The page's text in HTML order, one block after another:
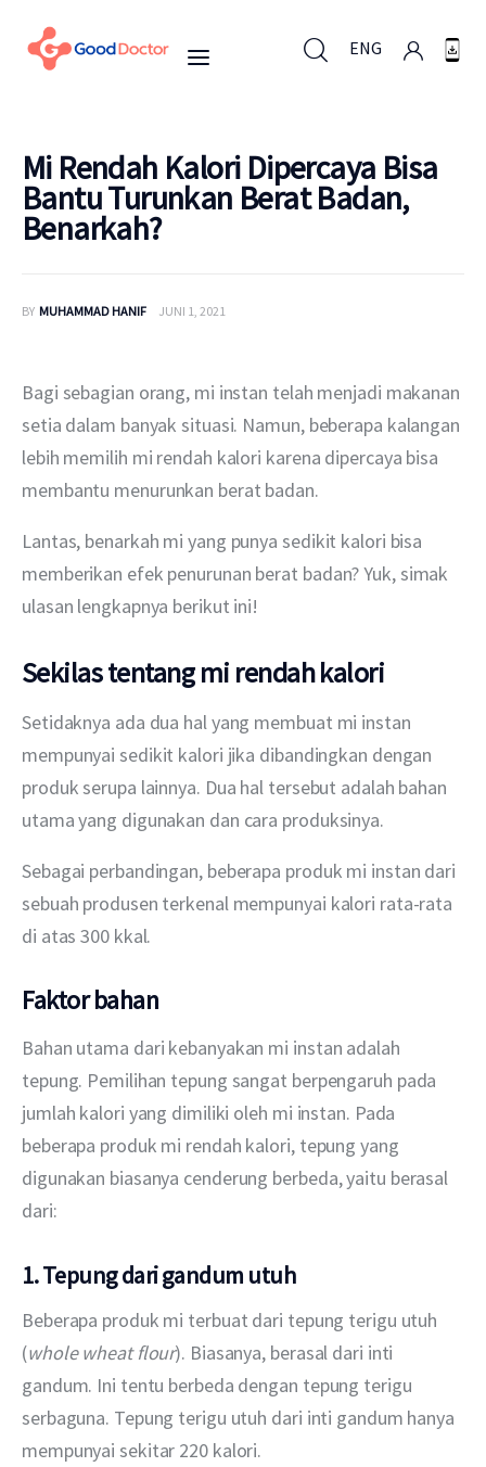
ENG
Untuk Bisnis
Berita
Layanan
Mi Rendah Kalori Dipercaya Bisa
Bantu Turunkan Berat Badan,
Benarkah?
BY MUHAMMAD HANIF JUNI 1, 2021
Bagi sebagian orang, mi instan telah menjadi makanan
setia dalam banyak situasi. Namun, beberapa kalangan
lebih memilih mi rendah kalori karena dipercaya bisa
membantu menurunkan berat badan.
Lantas, benarkah mi yang punya sedikit kalori bisa
memberikan efek penurunan berat badan? Yuk, simak
ulasan lengkapnya berikut ini!
Sekilas tentang mi rendah kalori
Setidaknya ada dua hal yang membuat mi instan
mempunyai sedikit kalori jika dibandingkan dengan
produk serupa lainnya. Dua hal tersebut adalah bahan
utama yang digunakan dan cara produksinya.
Sebagai perbandingan, beberapa produk mi instan dari
sebuah produsen terkenal mempunyai kalori rata-rata
di atas 300 kkal.
Faktor bahan
Bahan utama dari kebanyakan mi instan adalah
tepung. Pemilihan tepung sangat berpengaruh pada
jumlah kalori yang dimiliki oleh mi instan. Pada
beberapa produk mi rendah kalori, tepung yang
digunakan biasanya cenderung berbeda, yaitu berasal
dari:
1. Tepung dari gandum utuh
Beberapa produk mi terbuat dari tepung terigu utuh
(whole wheat flour). Biasanya, berasal dari inti
gandum. Ini tentu berbeda dengan tepung terigu
serbaguna. Tepung terigu utuh dari inti gandum hanya
mempunyai sekitar 220 kalori.